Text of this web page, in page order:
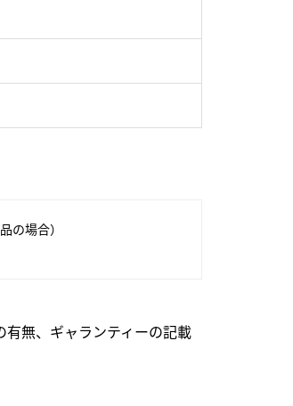
の場合）
無、ギャランティーの記載